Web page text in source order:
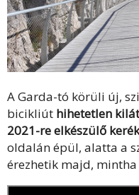
A Garda-tó körüli új,
bicikliút hihetetlen
2021-re elkészülő
oldalán épül, alatta a
érezhetik majd,